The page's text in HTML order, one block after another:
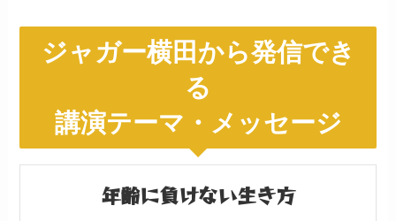
ジャガー横田から発信でき
る
講演テーマ・メッセージ
年齢に負けない生き方